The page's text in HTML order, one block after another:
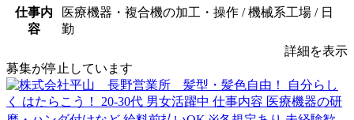
仕事内
容
医療機器・複合機の加工・操作 / 機械系工場 / 日
勤
詳細を表示
募集が停止しています